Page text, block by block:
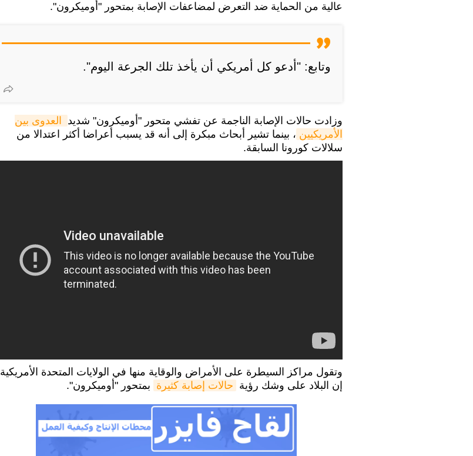
عالية من الحماية ضد التعرض لمضاعفات الإصابة بمتحور "أوميكرون".
وتابع: "أدعو كل أمريكي أن يأخذ تلك الجرعة اليوم".
وزادت حالات الإصابة الناجمة عن تفشي متحور "أوميكرون" شديد
الأمريكيين ، بينما تشير أبحاث مبكرة إلى أنه قد يسبب أعراضا أكثر اعتدالا من
سلالات كورونا السابقة.
وتقول مراكز السيطرة على الأمراض والوقاية منها في الولايات المتحدة الأمريكية
إن البلاد على وشك رؤية حالات إصابة كثيرة بمتحور "أوميكرون".